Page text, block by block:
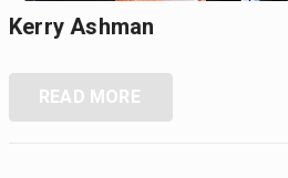
Kerry Ashman
READ MORE